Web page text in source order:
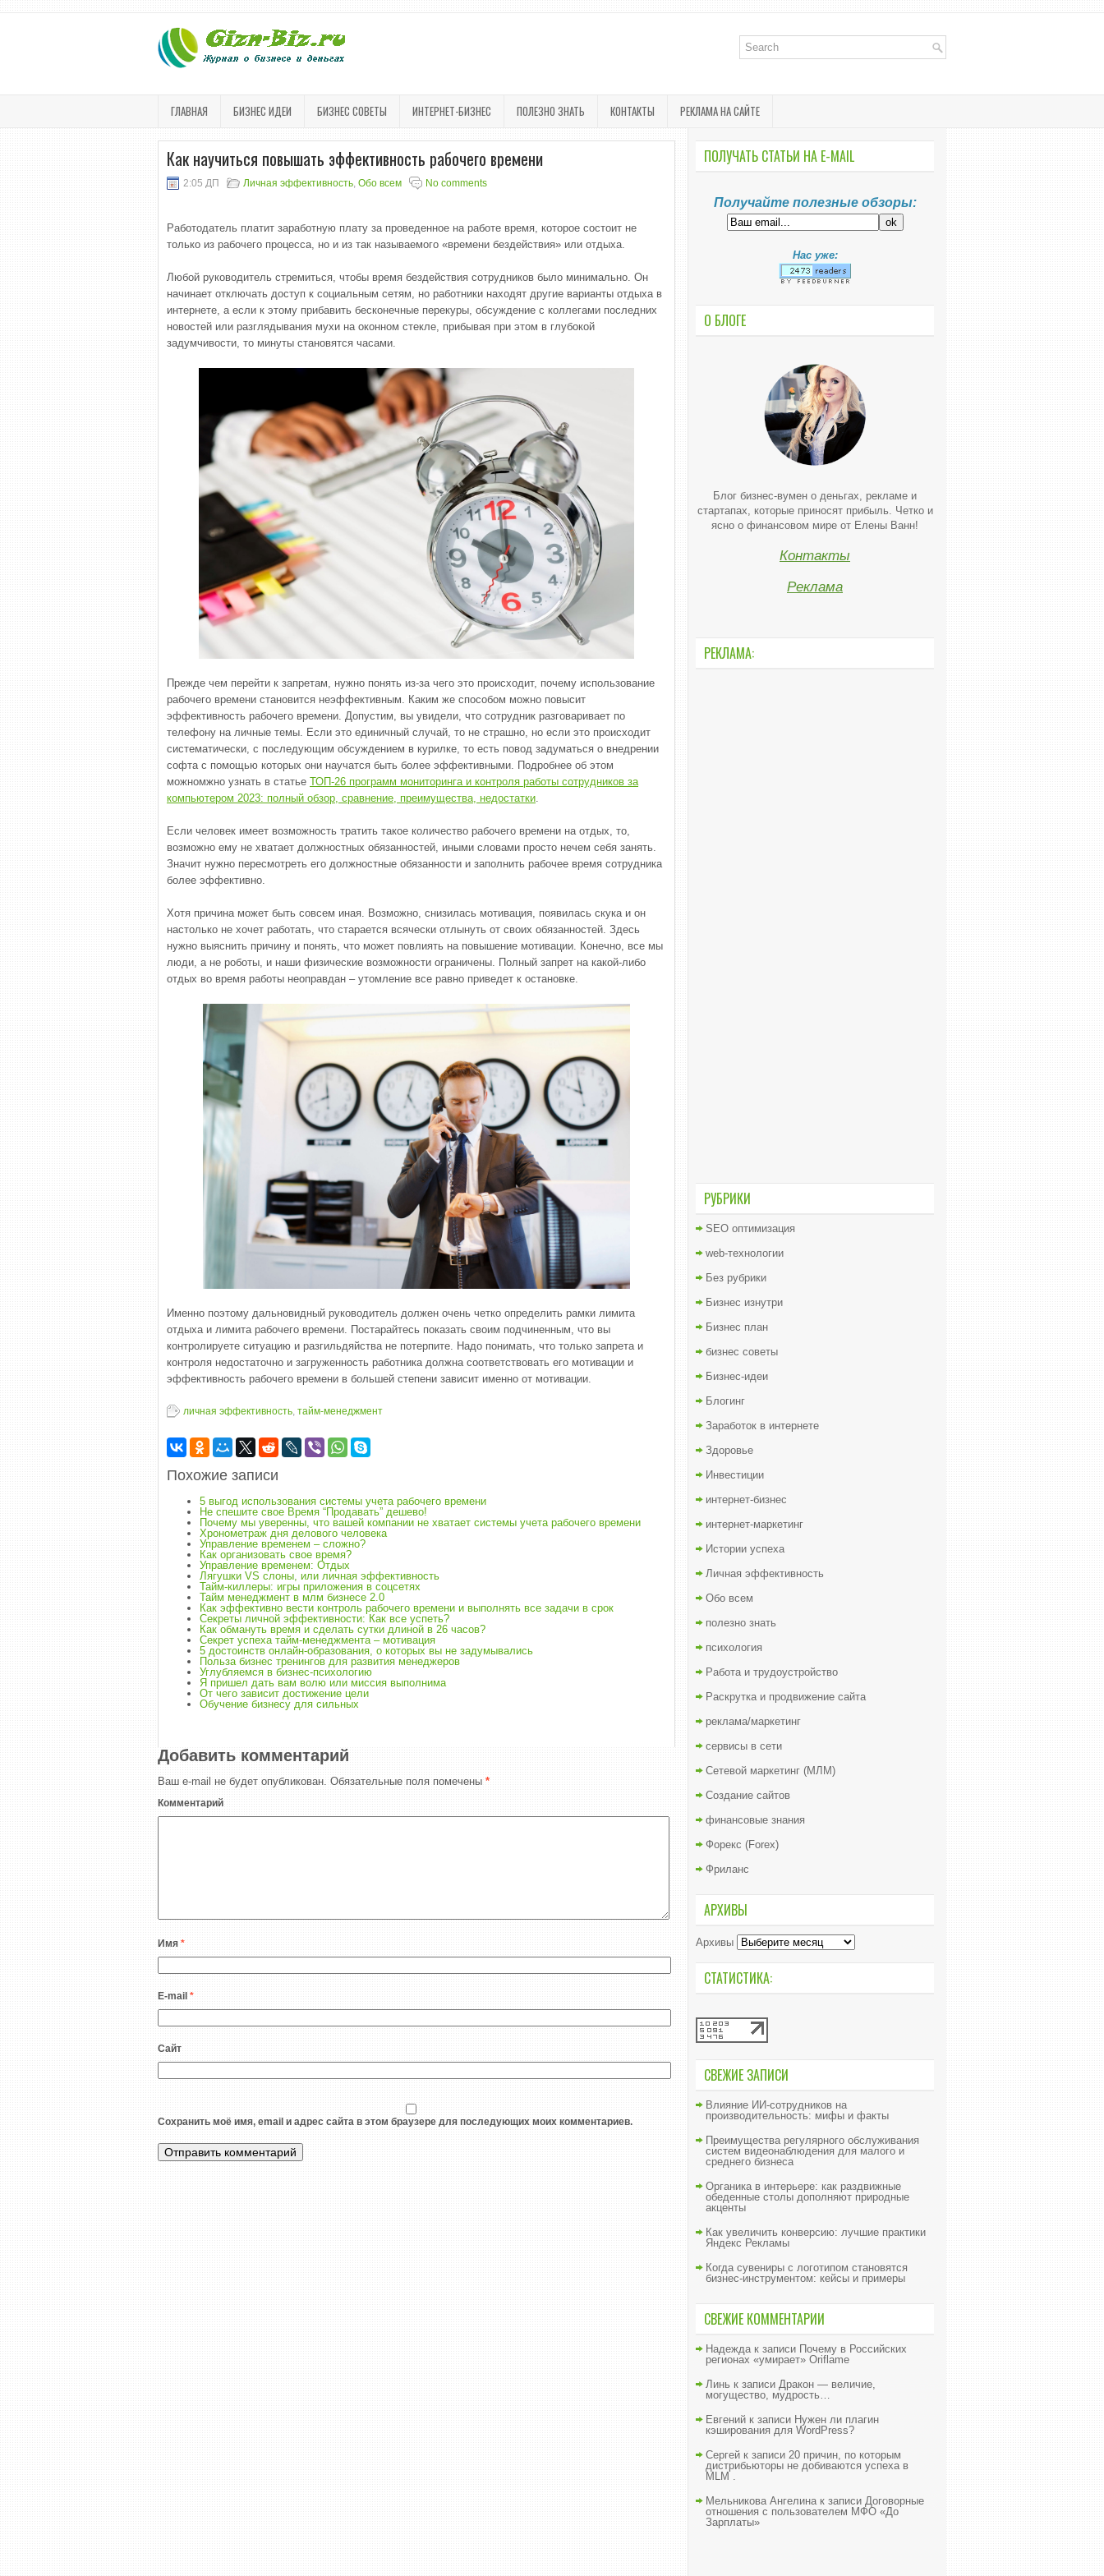
ГЛАВНАЯ БИЗНЕС ИДЕИ БИЗНЕС СОВЕТЫ ИНТЕРНЕТ-БИЗНЕС ПОЛЕЗНО ЗНАТЬ КОНТАКТЫ РЕКЛАМА НА САЙТЕ
Как научиться повышать эффективность рабочего времени
2:05 ДП Личная эффективность, Обо всем No comments
Работодатель платит заработную плату за проведенное на работе время, которое состоит не
только из рабочего процесса, но и из так называемого «времени бездействия» или отдыха.
Любой руководитель стремиться, чтобы время бездействия сотрудников было минимально. Он
начинает отключать доступ к социальным сетям, но работники находят другие варианты отдыха в
интернете, а если к этому прибавить бесконечные перекуры, обсуждение с коллегами последних
новостей или разглядывания мухи на оконном стекле, прибывая при этом в глубокой
задумчивости, то минуты становятся часами.
Прежде чем перейти к запретам, нужно понять из-за чего это происходит, почему использование
рабочего времени становится неэффективным. Каким же способом можно повысит
эффективность рабочего времени. Допустим, вы увидели, что сотрудник разговаривает по
телефону на личные темы. Если это единичный случай, то не страшно, но если это происходит
систематически, с последующим обсуждением в курилке, то есть повод задуматься о внедрении
софта с помощью которых они научатся быть более эффективными. Подробнее об этом
можномжно узнать в статье ТОП-26 программ мониторинга и контроля работы сотрудников за
компьютером 2023: полный обзор, сравнение, преимущества, недостатки
Если человек имеет возможность тратить такое количество рабочего времени на отдых, то,
возможно ему не хватает должностных обязанностей, иными словами просто нечем себя занять.
Значит нужно пересмотреть его должностные обязанности и заполнить рабочее время сотрудника
более эффективно.
Хотя причина может быть совсем иная. Возможно, снизилась мотивация, появилась скука и он
настолько не хочет работать, что старается всячески отлынуть от своих обязанностей. Здесь
нужно выяснить причину и понять, что может повлиять на повышение мотивации. Конечно, все мы
люди, а не роботы, и наши физические возможности ограничены. Полный запрет на какой-либо
отдых во время работы неоправдан – утомление все равно приведет к остановке.
Именно поэтому дальновидный руководитель должен очень четко определить рамки лимита
отдыха и лимита рабочего времени. Постарайтесь показать своим подчиненным, что вы
контролируете ситуацию и разгильдяйства не потерпите. Надо понимать, что только запрета и
контроля недостаточно и загруженность работника должна соответствовать его мотивации и
эффективность рабочего времени в большей степени зависит именно от мотивации.
личная эффективность тайм-менеджмент
Похожие записи
5 выгод использования системы учета рабочего времени
Не спешите свое Время “Продавать” дешево!
Почему мы уверенны, что вашей компании не хватает системы учета рабочего времени
Хронометраж дня делового человека
Управление временем – сложно?
Как организовать свое время?
Управление временем: Отдых
Лягушки VS слоны, или личная эффективность
Тайм-киллеры: игры приложения в соцсетях
Тайм менеджмент в млм бизнесе 2.0
Как эффективно вести контроль рабочего времени и выполнять все задачи в срок
Секреты личной эффективности: Как все успеть?
Как обмануть время и сделать сутки длиной в 26 часов?
Секрет успеха тайм-менеджмента – мотивация
5 достоинств онлайн-образования, о которых вы не задумывались
Польза бизнес тренингов для развития менеджеров
Углубляемся в бизнес-психологию
Я пришел дать вам волю или миссия выполнима
От чего зависит достижение цели
Обучение бизнесу для сильных
Добавить комментарий
Ваш e-mail не будет опубликован. Обязательные поля помечены *
Комментарий
Имя *
E-mail *
Сайт
Сохранить моё имя, email и адрес сайта в этом браузере для последующих моих комментариев.
ПОЛУЧАТЬ СТАТЬИ НА E-MАIL
Получайте полезные обзоры:
Нас уже:
О БЛОГЕ
Блог бизнес-вумен о деньгах, рекламе и
стартапах, которые приносят прибыль. Четко и
ясно о финансовом мире от Елены Ванн!
Контакты
Реклама
РЕКЛАМА:
РУБРИКИ
SEO оптимизация
web-технологии
Без рубрики
Бизнес изнутри
Бизнес план
бизнес советы
Бизнес-идеи
Блогинг
Заработок в интернете
Здоровье
Инвестиции
интернет-бизнес
интернет-маркетинг
Истории успеха
Личная эффективность
Обо всем
полезно знать
психология
Работа и трудоустройство
Раскрутка и продвижение сайта
реклама/маркетинг
сервисы в сети
Сетевой маркетинг (МЛМ)
Создание сайтов
финансовые знания
Форекс (Forex)
Фриланс
АРХИВЫ
Архивы
СТАТИСТИКА:
СВЕЖИЕ ЗАПИСИ
Влияние ИИ‑сотрудников на
производительность: мифы и факты
Преимущества регулярного обслуживания
систем видеонаблюдения для малого и
среднего бизнеса
Органика в интерьере: как раздвижные
обеденные столы дополняют природные
акценты
Как увеличить конверсию: лучшие практики
Яндекс Рекламы
Когда сувениры с логотипом становятся
бизнес-инструментом: кейсы и примеры
СВЕЖИЕ КОММЕНТАРИИ
Надеждак записи Почему в Российских
регионах «умирает» Oriflame
Линь к записи Дракон — величие,
могущество, мудрость…
Евгений к записи Нужен ли плагин
кэширования для WordPress?
Сергей к записи 20 причин, по которым
дистрибьюторы не добиваются успеха в
MLM .
Мельникова Ангелинак записи Договорные
отношения с пользователем МФО «До
Зарплаты»